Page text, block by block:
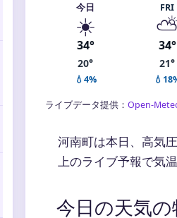
今日
☀️
34°
20°
💧4%
FRI
⛅
34°
21°
ライブデータ提供： Open-
河南町は本日、高気
上のライブ予報で気
今日の天気の